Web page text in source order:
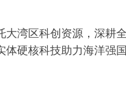
大湾区科创资源，深耕
体硬核科技助力海洋强